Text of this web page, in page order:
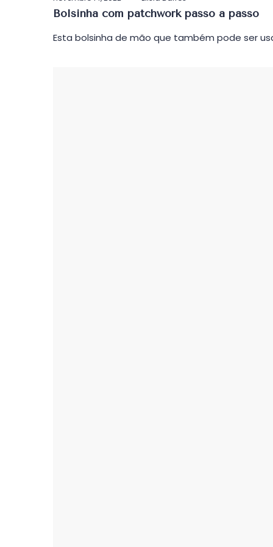
em
Bolsinha com patchwork passo a passo
Esta bolsinha de mão que também pode ser